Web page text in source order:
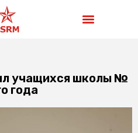
учащихся школы №
года